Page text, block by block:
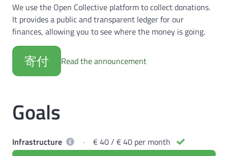
We use the Open Collective platform to collect donations.
It provides a public and transparent ledger for our
finances, allowing you to see where the money is going.
寄付 Read the announcement
Goals
Infrastructure ‐ € 40 / € 40 per month